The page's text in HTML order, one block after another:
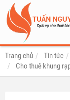
Trang chủ Tin tức
Cho thuê khung